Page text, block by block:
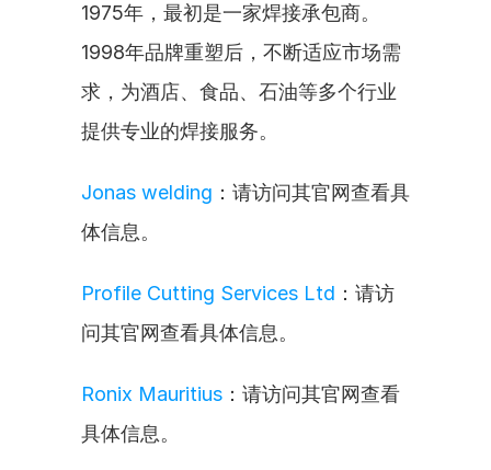
1975年，最初是一家焊接承包商。
1998年品牌重塑后，不断适应市场需
求，为酒店、食品、石油等多个行业
提供专业的焊接服务。
Jonas welding ：请访问其官网查看具
体信息。
Profile Cutting Services Ltd ：请访
问其官网查看具体信息。
Ronix Mauritius ：请访问其官网查看
具体信息。